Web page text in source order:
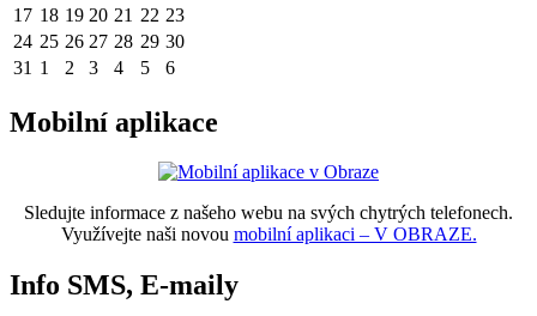
17 18 19 20 21 22 23
24 25 26 27 28 29 30
31 1 2 3 4 5 6
Mobilní aplikace
Sledujte informace z našeho webu na svých chytrých telefonech.
Využívejte naši novou mobilní aplikaci – V OBRAZE.
Info SMS, E-maily